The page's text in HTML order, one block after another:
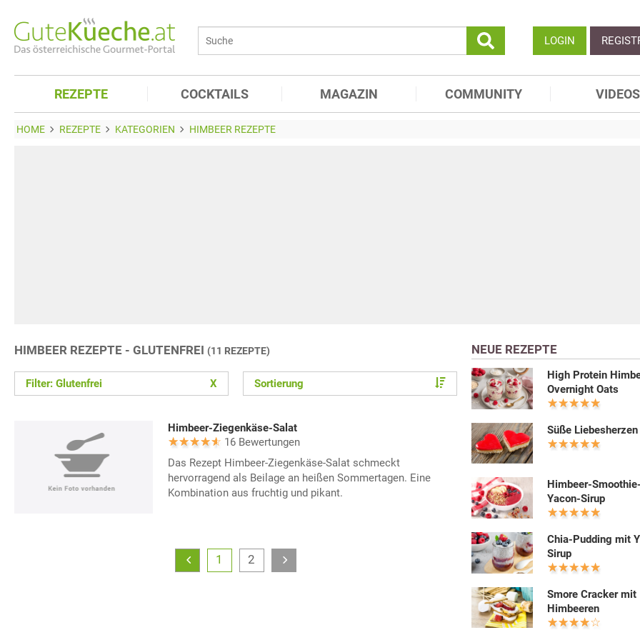
LOGIN
REZEPTE COCKTAILS MAGAZIN COMMUNITY VIDEOS
HOME REZEPTE KATEGORIEN HIMBEER REZEPTE
HIMBEER REZEPTE - GLUTENFREI (11 REZEPTE)
Filter: Glutenfrei X Sortierung
Himbeer-Ziegenkäse-Salat
16 Bewertungen
Das Rezept Himbeer-Ziegenkäse-Salat schmeckt
hervorragend als Beilage an heißen Sommertagen. Eine
Kombination aus fruchtig und pikant.
1 2
NEUE REZEPTE
High Protein
Overnight Oats
Süße Liebesherzen
Himbeer-
Yacon-Sirup
Chia-Pudding mit
Sirup
Smore Cracker mit
Himbeeren